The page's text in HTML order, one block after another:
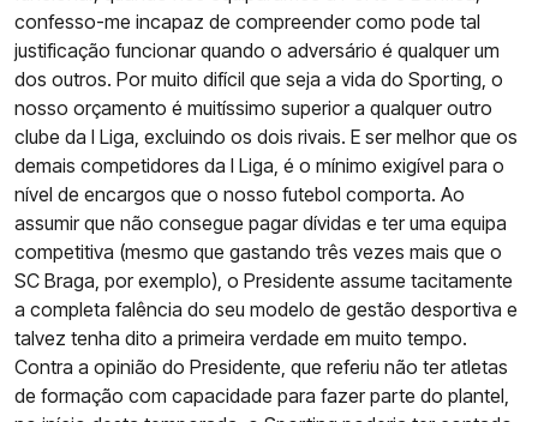
confesso-me incapaz de compreender como pode tal
justificação funcionar quando o adversário é qualquer um
dos outros. Por muito difícil que seja a vida do Sporting, o
nosso orçamento é muitíssimo superior a qualquer outro
clube da I Liga, excluindo os dois rivais. E ser melhor que os
demais competidores da I Liga, é o mínimo exigível para o
nível de encargos que o nosso futebol comporta. Ao
assumir que não consegue pagar dívidas e ter uma equipa
competitiva (mesmo que gastando três vezes mais que o
SC Braga, por exemplo), o Presidente assume tacitamente
a completa falência do seu modelo de gestão desportiva e
talvez tenha dito a primeira verdade em muito tempo.
Contra a opinião do Presidente, que referiu não ter atletas
de formação com capacidade para fazer parte do plantel,